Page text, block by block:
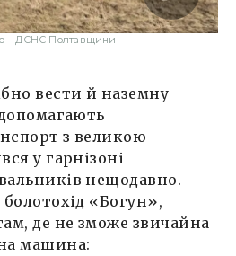
– ДСНС Полтавщини
вести й наземну
з великою
у гарнізоні
нещодавно.
«Богун»,
де не зможе звичайна
машина: